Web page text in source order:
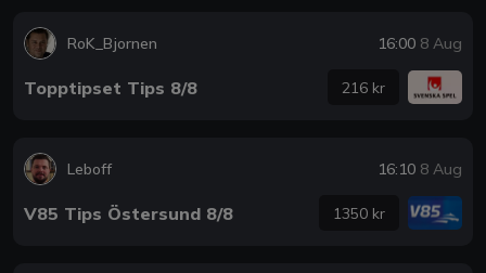
RoK_Bjornen 16:00 8 Aug
Topptipset Tips 8/8 216 kr
Leboff 16:10 8 Aug
V85 Tips Östersund 8/8 1350 kr